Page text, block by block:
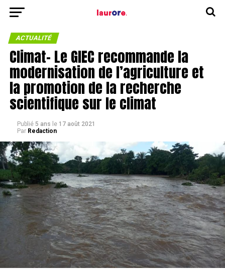
ACTUALITÉ
Climat- Le GIEC recommande la
modernisation de l’agriculture et
la promotion de la recherche
scientifique sur le climat
Publié 5 ans le 17 août 2021
Par Redaction